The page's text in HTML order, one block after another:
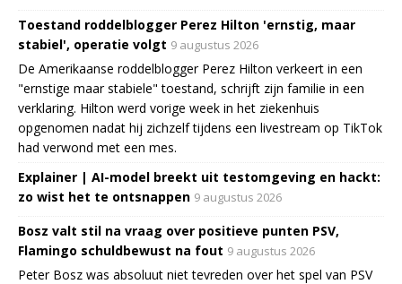
Toestand roddelblogger Perez Hilton 'ernstig, maar
stabiel', operatie volgt 9 augustus 2026
De Amerikaanse roddelblogger Perez Hilton verkeert in een
"ernstige maar stabiele" toestand, schrijft zijn familie in een
verklaring. Hilton werd vorige week in het ziekenhuis
opgenomen nadat hij zichzelf tijdens een livestream op TikTok
had verwond met een mes.
Explainer | AI-model breekt uit testomgeving en hackt:
zo wist het te ontsnappen 9 augustus 2026
Bosz valt stil na vraag over positieve punten PSV,
Flamingo schuldbewust na fout 9 augustus 2026
Peter Bosz was absoluut niet tevreden over het spel van PSV